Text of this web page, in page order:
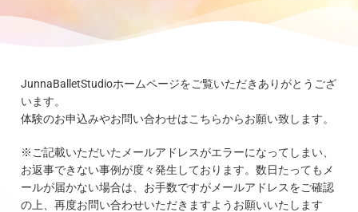
JunnaBalletStudioホームページをご覧いただきありがとうござ
います。
体験のお申込みやお問い合わせはこちらからお願い致します。
※ご記載いただいたメールアドレスがエラーになってしまい、
お返事できない事例が度々発生しております。数日たってもメ
ールが届かない場合は、お手数ですがメールアドレスをご確認
の上、再度お問い合わせいただきますようお願いいたします